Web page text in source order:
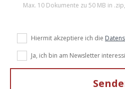
Max. 10 Dokumente zu 50 MB in
Hiermit akzeptiere ich die
Ja, ich bin am Newsletter